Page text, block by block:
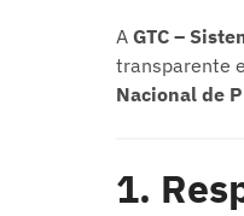
A GTC –
transparente
Nacional de
1.